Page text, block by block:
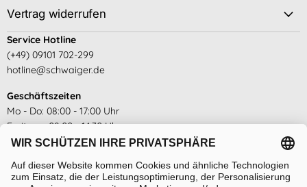
Vertrag widerrufen
Service Hotline
(+49) 09101 702-299
hotline@schwaiger.de
Geschäftszeiten
Mo - Do: 08:00 - 17:00 Uhr
Freitags: 08:00 - 14:30 Uhr
siehe hier
Abholzeiten
Mo - Do: 14:00 - 16:00 Uhr